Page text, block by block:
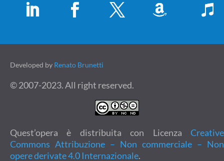
Developed by Renato Brunetti
© 2007-2023. All right reserved.
Quest’opera è distribuita con Licenza Creative
Commons Attribuzione – Non commerciale – Non
opere derivate 4.0 Internazionale.